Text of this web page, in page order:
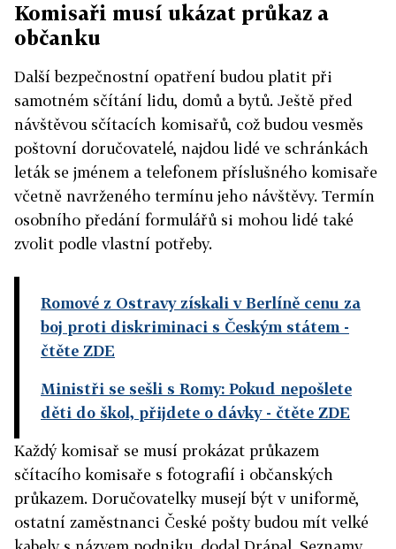
Komisaři musí ukázat průkaz a
občanku
Další bezpečnostní opatření budou platit při
samotném sčítání lidu, domů a bytů. Ještě před
návštěvou sčítacích komisařů, což budou vesměs
poštovní doručovatelé, najdou lidé ve schránkách
leták se jménem a telefonem příslušného komisaře
včetně navrženého termínu jeho návštěvy. Termín
osobního předání formulářů si mohou lidé také
zvolit podle vlastní potřeby.
Romové z Ostravy získali v Berlíně cenu za
boj proti diskriminaci s Českým státem -
čtěte ZDE
Ministři se sešli s Romy: Pokud nepošlete
děti do škol, přijdete o dávky- čtěte ZDE
Každý komisař se musí prokázat průkazem
sčítacího komisaře s fotografií i občanských
průkazem. Doručovatelky musejí být v uniformě,
ostatní zaměstnanci České pošty budou mít velké